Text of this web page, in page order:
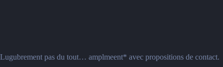
Lugubrement pas du tout… amplmeent* avec propositions de contact.